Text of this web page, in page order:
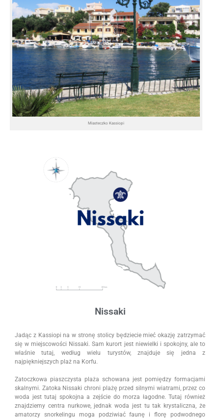
Miasteczko Kassiopi
Nissaki
Jadąc z Kassiopi na w stronę stolicy będziecie mieć okazję zatrzymać
się w miejscowości Nissaki. Sam kurort jest niewielki i spokojny, ale to
właśnie tutaj, według wielu turystów, znajduje się jedna z
najpiękniejszych plaż na Korfu.
Zatoczkowa piaszczysta plaża schowana jest pomiędzy formacjami
skalnymi. Zatoka Nissaki chroni plażę przed silnymi wiatrami, przez co
woda jest tutaj spokojna a zejście do morza łagodne. Tutaj również
znajdziemy centra nurkowe, jednak woda jest tu tak krystaliczna, że
amatorzy snorkelingu moga podziwiać faunę i florę podwodnego